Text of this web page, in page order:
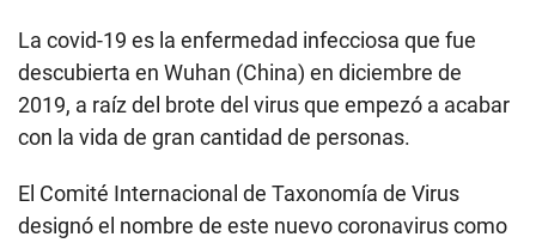
La covid-19 es la enfermedad infecciosa que fue
descubierta en Wuhan (China) en diciembre de
2019, a raíz del brote del virus que empezó a acabar
con la vida de gran cantidad de personas.
El Comité Internacional de Taxonomía de Virus
designó el nombre de este nuevo coronavirus como